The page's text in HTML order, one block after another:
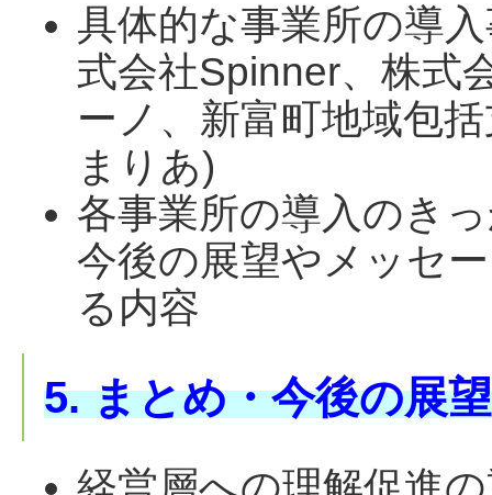
具体的な事業所の導
式会社Spinner、株式
ーノ、新富町地域包
まりあ)
各事業所の導入のき
今後の展望やメッセ
る内容
5. まとめ・今後の展望